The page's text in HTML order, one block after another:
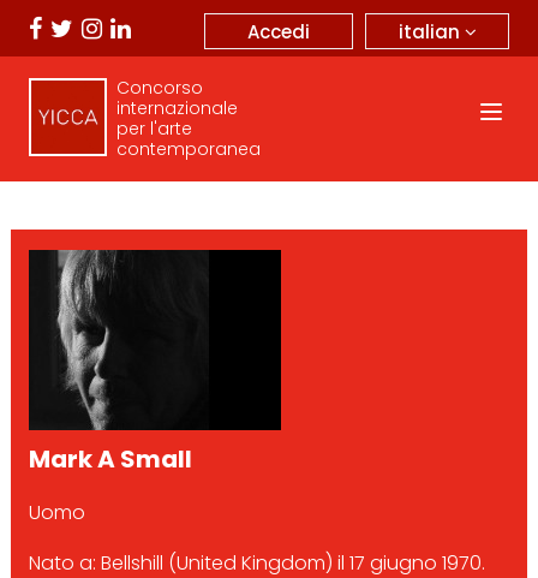
italian
Accedi
Concorso
internazionale
per l'arte
contemporanea
Mark A Small
Uomo
Nato a: Bellshill (United Kingdom) il 17 giugno 1970.